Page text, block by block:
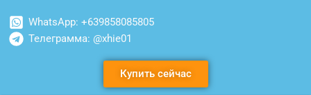
WhatsApp: +639858085805
Телеграмма: @xhie01
Купить сейчас